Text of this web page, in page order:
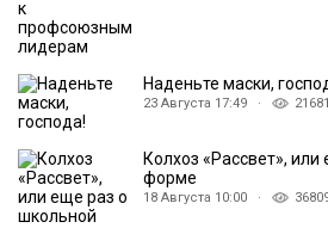
Наденьте маски,
23 Августа 17:49 · 21681
Колхоз «Рассвет»,
форме
18 Августа 10:00 ·